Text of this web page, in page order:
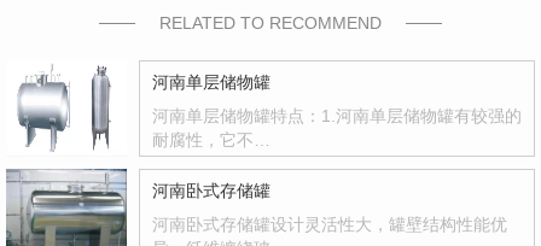
RELATED TO RECOMMEND
河南单层储物罐
河南单层储物罐特点：1.河南单层储物罐有较强的
耐腐性，它不…
河南卧式存储罐
河南卧式存储罐设计灵活性大，罐壁结构性能优